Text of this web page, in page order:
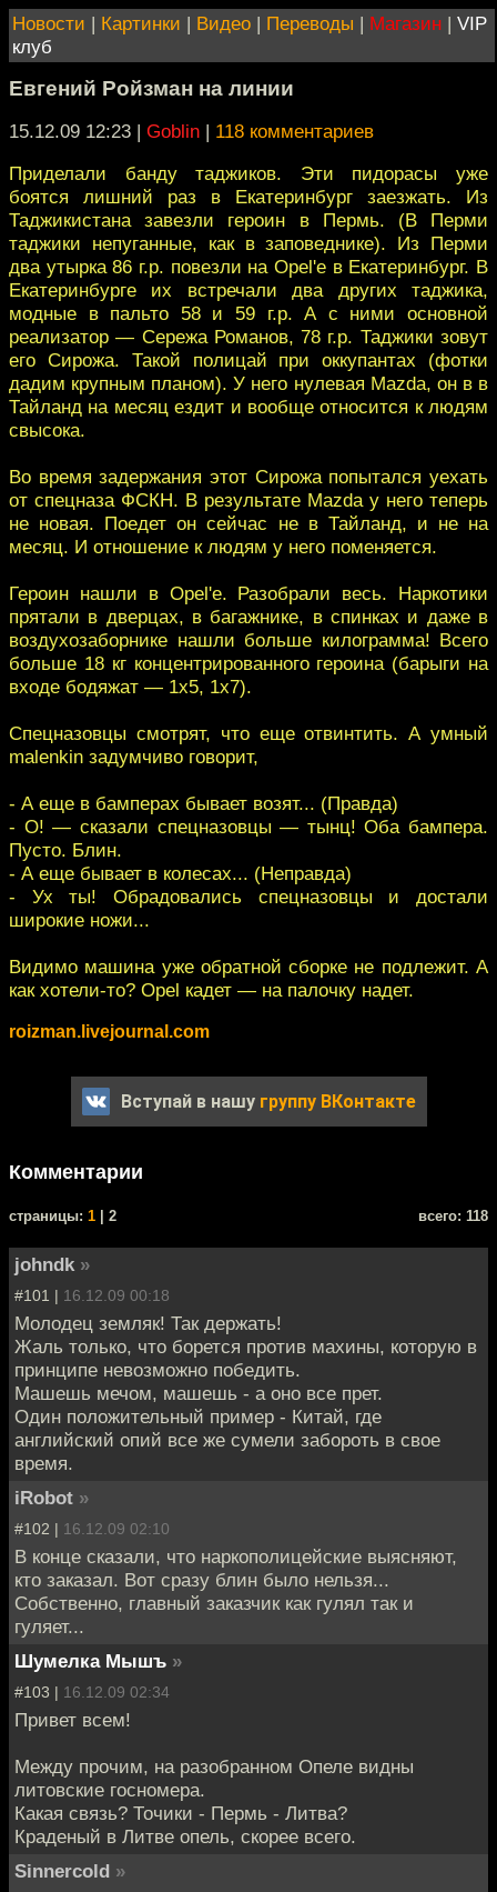
Новости | Картинки | Видео | Переводы | Магазин | VIP
клуб
Евгений Ройзман на линии
15.12.09 12:23 | Goblin | 118 комментариев
Приделали банду таджиков. Эти пидорасы уже
боятся лишний раз в Екатеринбург заезжать. Из
Таджикистана завезли героин в Пермь. (В Перми
таджики непуганные, как в заповеднике). Из Перми
два утырка 86 г.р. повезли на Opel'е в Екатеринбург. В
Екатеринбурге их встречали два других таджика,
модные в пальто 58 и 59 г.р. А с ними основной
реализатор — Сережа Романов, 78 г.р. Таджики зовут
его Сирожа. Такой полицай при оккупантах (фотки
дадим крупным планом). У него нулевая Mazda, он в в
Тайланд на месяц ездит и вообще относится к людям
свысока.
Во время задержания этот Сирожа попытался уехать
от спецназа ФСКН. В результате Mazda у него теперь
не новая. Поедет он сейчас не в Тайланд, и не на
месяц. И отношение к людям у него поменяется.
Героин нашли в Opel'е. Разобрали весь. Наркотики
прятали в дверцах, в багажнике, в спинках и даже в
воздухозаборнике нашли больше килограмма! Всего
больше 18 кг концентрированного героина (барыги на
входе бодяжат — 1х5, 1х7).
Спецназовцы смотрят, что еще отвинтить. А умный
malenkin задумчиво говорит,
- А еще в бамперах бывает возят... (Правда)
- О! — сказали спецназовцы — тынц! Оба бампера.
Пусто. Блин.
- А еще бывает в колесах... (Неправда)
- Ух ты! Обрадовались спецназовцы и достали
широкие ножи...
Видимо машина уже обратной сборке не подлежит. А
как хотели-то? Opel кадет — на палочку надет.
roizman.livejournal.com
Вступай в нашу группу ВКонтакте
Комментарии
cтраницы: 1 | 2 всего: 118
johndk »
#101 | 16.12.09 00:18
Молодец земляк! Так держать!
Жаль только, что борется против махины, которую в
принципе невозможно победить.
Машешь мечом, машешь - а оно все прет.
Один положительный пример - Китай, где
английский опий все же сумели забороть в свое
время.
iRobot »
#102 | 16.12.09 02:10
В конце сказали, что наркополицейские выясняют,
кто заказал. Вот сразу блин было нельзя...
Собственно, главный заказчик как гулял так и
гуляет...
Шумелка Мышъ »
#103 | 16.12.09 02:34
Привет всем!
Между прочим, на разобранном Опеле видны
литовские госномера.
Какая связь? Точики - Пермь - Литва?
Краденый в Литве опель, скорее всего.
Sinnercold »